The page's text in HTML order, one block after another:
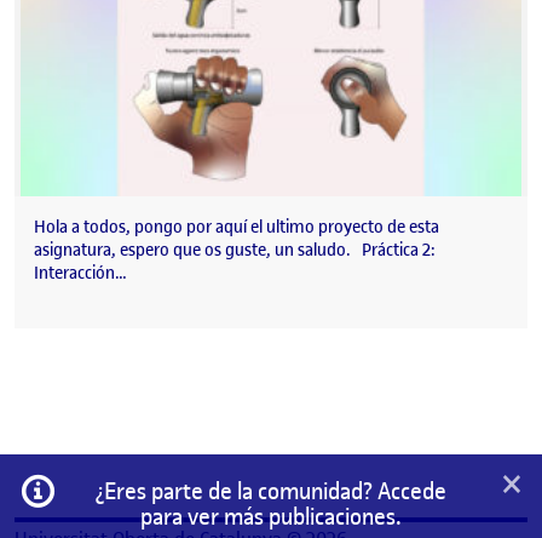
Hola a todos, pongo por aquí el ultimo proyecto de esta
asignatura, espero que os guste, un saludo. Práctica 2:
Interacción…
Información
¿Eres parte de la comunidad? Accede
para ver más publicaciones.
×